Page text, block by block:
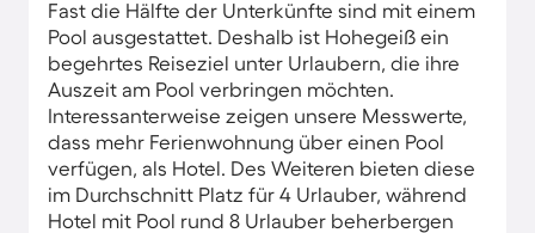
Fast die Hälfte der Unterkünfte sind mit einem
Pool ausgestattet. Deshalb ist Hohegeiß ein
begehrtes Reiseziel unter Urlaubern, die ihre
Auszeit am Pool verbringen möchten.
Interessanterweise zeigen unsere Messwerte,
dass mehr Ferienwohnung über einen Pool
verfügen, als Hotel. Des Weiteren bieten diese
im Durchschnitt Platz für 4 Urlauber, während
Hotel mit Pool rund 8 Urlauber beherbergen